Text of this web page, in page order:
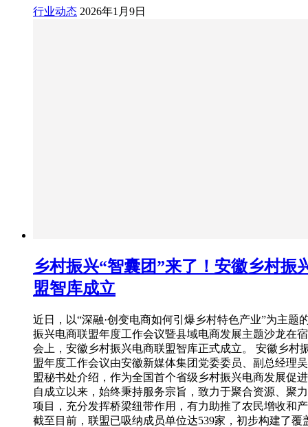
行业动态 2026年1月9日
乡村振兴“智囊团”来了！安徽乡村振
盟智库成立
近日，以“深融·创变电商如何引爆乡村特色产业”为主题
振兴电商联盟年度工作会议暨县域电商发展主题沙龙在
会上，安徽乡村振兴电商联盟智库正式成立。 安徽乡村
盟年度工作会议由安徽新媒体集团党委委员、副总经理
盟秘书处介绍，作为全国首个省级乡村振兴电商发展促
自成立以来，始终秉持服务宗旨，致力于聚合资源、聚
项目，充分发挥桥梁纽带作用，有力助推了农民增收和
截至目前，联盟已吸纳成员单位达539家，初步构建了覆